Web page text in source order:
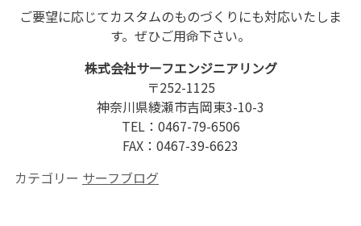
ご要望に応じてカスタムのものづくりにも対応いたしま
す。ぜひご用命下さい。
株式会社サーフエンジニアリング
〒252-1125
神奈川県綾瀬市吉岡東3-10-3
TEL：0467-79-6506
FAX：0467-39-6623
カテゴリー サーフブログ